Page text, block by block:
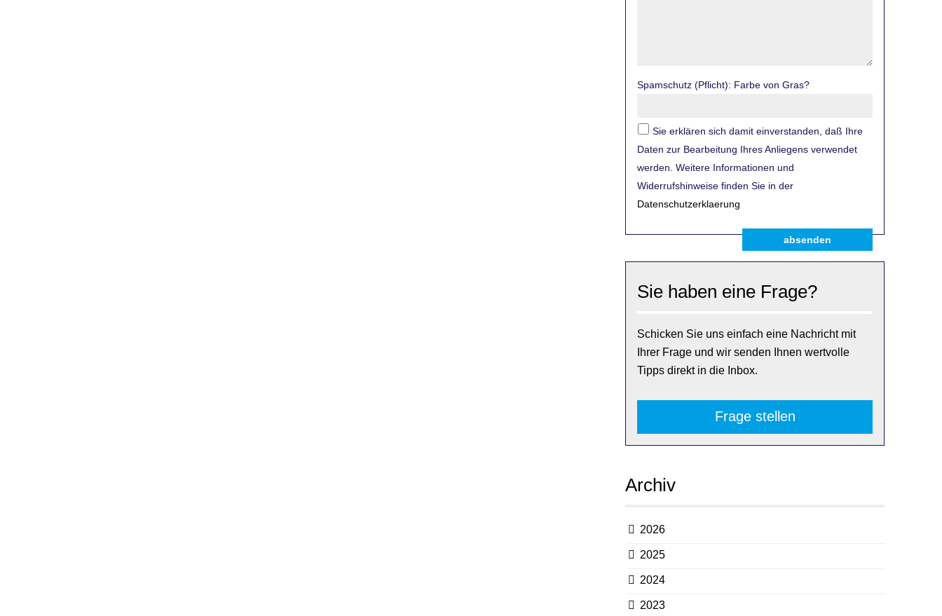
Spamschutz (Pflicht): Farbe von Gras?
Sie erklären sich damit einverstanden, daß Ihre
Daten zur Bearbeitung Ihres Anliegens verwendet
werden. Weitere Informationen und
Widerrufshinweise finden Sie in der
Datenschutzerklaerung
absenden
Sie haben eine Frage?
Schicken Sie uns einfach eine Nachricht mit
Ihrer Frage und wir senden Ihnen wertvolle
Tipps direkt in die Inbox.
Frage stellen
Archiv
2026
2025
2024
2023